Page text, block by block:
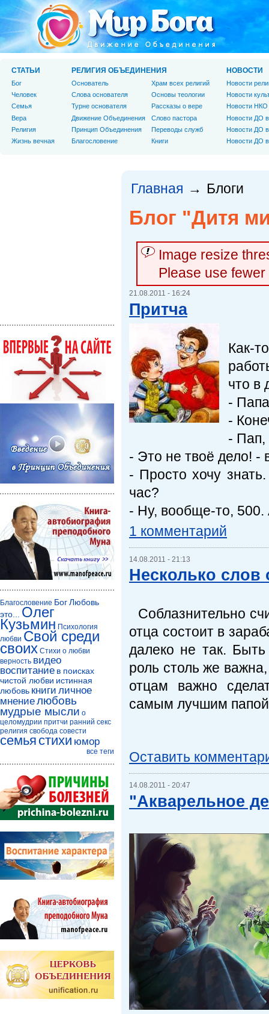
Главная → Блоги
Блог "Дитя
Image resize
Please use
21.08.2011 - 16:24
Притча
Как-
что в
-
-
- Пап,
- Это не твоё дело! -
- Просто хочу
час?
- Ну, вообще-то, 500.
1 комментарий
14.08.2011 - 21:13
Несколько слов
Соблазнительно
отца состоит в
далеко не так.
роль столь же
отцам важно
самым лучшим
Оставить
14.08.2011 - 20:47
"Акварельное
СТАТЬИ
Бог
Человек
Cемья
Вера
Религия
Жизнь вечная
РЕЛИГИЯ ОБЪЕДИНЕНИЯ
Основатель
Слова основателя
Турне основателя
Движение Объединения
Принцип Объединения
Благословение
Храм всех религий
Основы теологии
Рассказы о вере
Слово пастора
Переводы служб
Книги
НОВОСТИ
Новости
Новости
Новости НКО
Новости ДО
Новости ДО
Новости ДО
Благословение БогЛюбовь
это...
Олег
Кузьмин Психология
любви Свой среди
своих Стихи о любви
верность видео
воспитание в поисках
чистой любви истинная
любовь книги личное
мнениелюбовь
мудрые мысли о
целомудрии притчи ранний секс
религия свобода совести
семья стихи юмор
все теги